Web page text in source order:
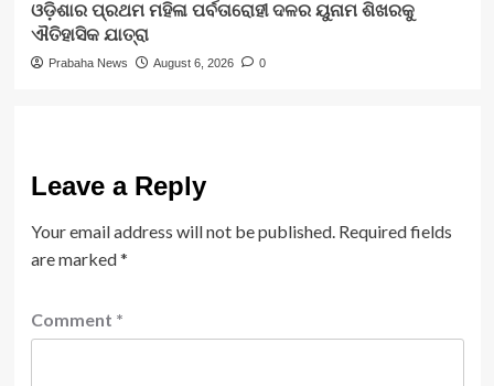
ଓଡ଼ିଶାର ପ୍ରଥମ ମହିଳା ପର୍ବତାରୋହୀ ଦଳର ୟୁନାମ ଶିଖରକୁ
ଐତିହାସିକ ଯାତ୍ରା
Prabaha News August 6, 2026 0
Leave a Reply
Your email address will not be published. Required fields
are marked*
Comment *